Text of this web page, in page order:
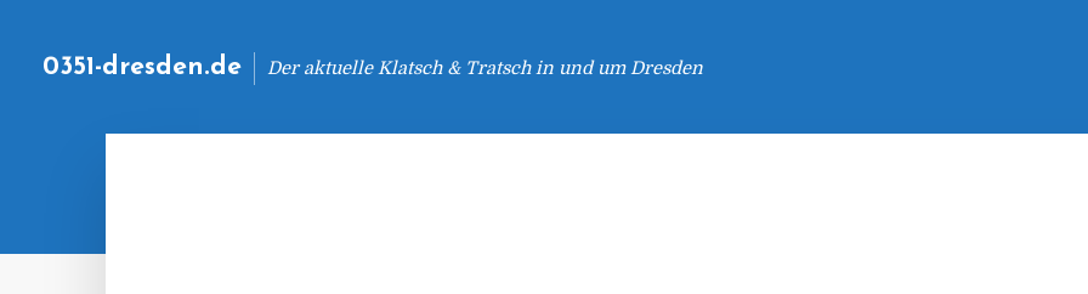
0351-dresden.de Der aktuelle Klatsch & Tratsch in und um Dresden